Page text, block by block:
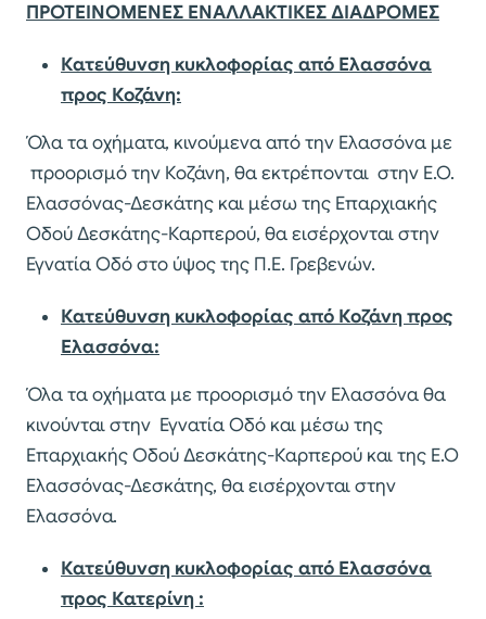
ΠΡΟΤΕΙΝΟΜΕΝΕΣ ΕΝΑΛΛΑΚΤΙΚΕΣ ΔΙΑΔΡΟΜΕΣ
Κατεύθυνση κυκλοφορίας από Ελασσόνα
προς Κοζάνη:
Όλα τα οχήματα, κινούμενα από την Ελασσόνα με
προορισμό την Κοζάνη, θα εκτρέπονται στην Ε.Ο.
Ελασσόνας-Δεσκάτης και μέσω της Επαρχιακής
Οδού Δεσκάτης-Καρπερού, θα εισέρχονται στην
Εγνατία Οδό στο ύψος της Π.Ε. Γρεβενών.
Κατεύθυνση κυκλοφορίας από Κοζάνη προς
Ελασσόνα:
Όλα τα οχήματα με προορισμό την Ελασσόνα θα
κινούνται στην Εγνατία Οδό και μέσω της
Επαρχιακής Οδού Δεσκάτης-Καρπερού και της Ε.Ο
Ελασσόνας-Δεσκάτης, θα εισέρχονται στην
Ελασσόνα.
Κατεύθυνση κυκλοφορίας από Ελασσόνα
προς Κατερίνη :